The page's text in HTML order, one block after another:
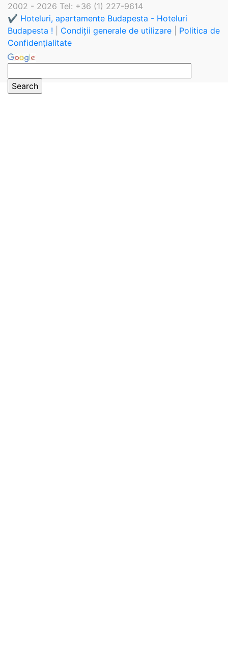
2002 - 2026 Tel: +36 (1) 227-9614
✔️ Hoteluri, apartamente Budapesta - Hoteluri
Budapesta !
Condiții generale de utilizare
Politica de
Confidențialitate